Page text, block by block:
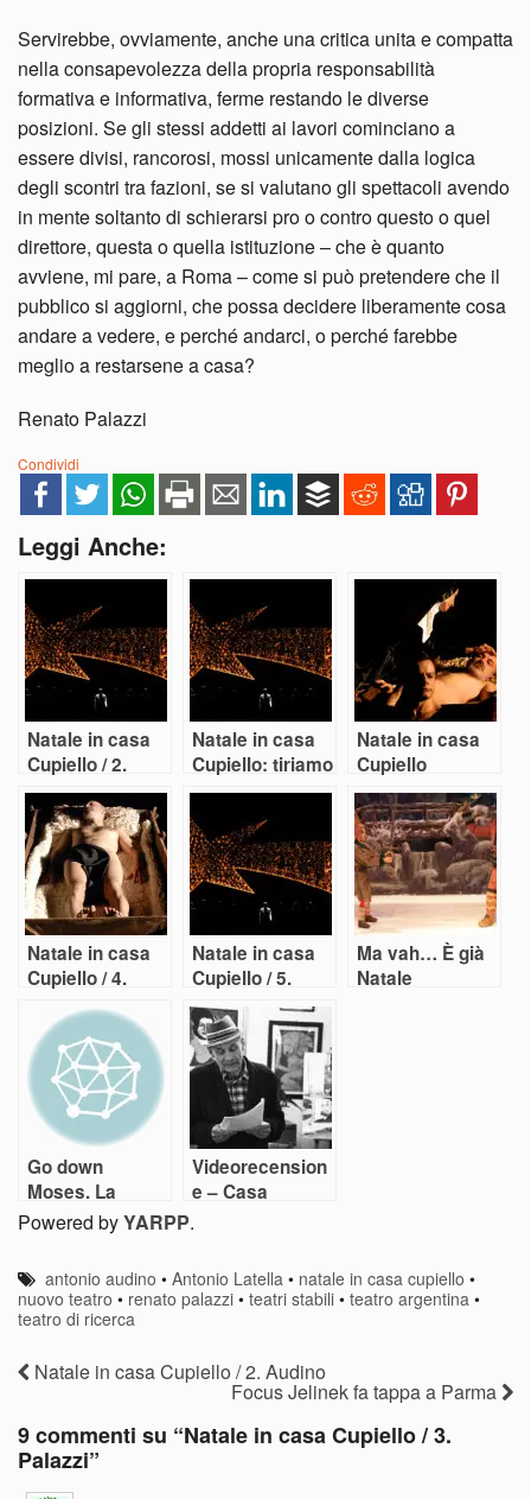
Servirebbe, ovviamente, anche una critica unita e compatta
nella consapevolezza della propria responsabilità
formativa e informativa, ferme restando le diverse
posizioni. Se gli stessi addetti ai lavori cominciano a
essere divisi, rancorosi, mossi unicamente dalla logica
degli scontri tra fazioni, se si valutano gli spettacoli avendo
in mente soltanto di schierarsi pro o contro questo o quel
direttore, questa o quella istituzione – che è quanto
avviene, mi pare, a Roma – come si può pretendere che il
pubblico si aggiorni, che possa decidere liberamente cosa
andare a vedere, e perché andarci, o perché farebbe
meglio a restarsene a casa?
Renato Palazzi
Condividi
Leggi Anche:
Natale in casa
Cupiello / 2.
Audino
Natale in casa
Cupiello: tiriamo
le somme
Natale in casa
Cupiello
secondo
Antonio Latella
Natale in casa
Cupiello / 4.
Bandettini
Natale in casa
Cupiello / 5.
Ponte di Pino
Ma vah… È già
Natale
Go down
Moses. La
recensione
Videorecension
e – Casa
anchora
Powered byYARPP.
antonio audino •Antonio Latella • natale in casa cupiello •
nuovo teatro • renato palazzi • teatri stabili • teatro argentina •
teatro di ricerca
Natale in casa Cupiello / 2. Audino
Focus Jelinek fa tappa a Parma
9 commenti su “Natale in casa Cupiello / 3.
Palazzi”